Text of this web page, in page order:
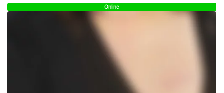
Online